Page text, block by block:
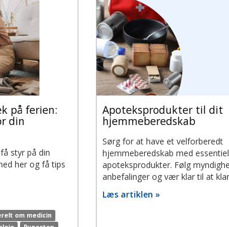
på ferien:
din
styr på din
her og få tips
om medicin
Apoteksprodukter til dit
hjemmeberedskab
Sørg for at have et velforberedt
hjemmeberedskab med
apoteksprodukter. Følg
anbefalinger og vær klar til at
Læs artiklen »